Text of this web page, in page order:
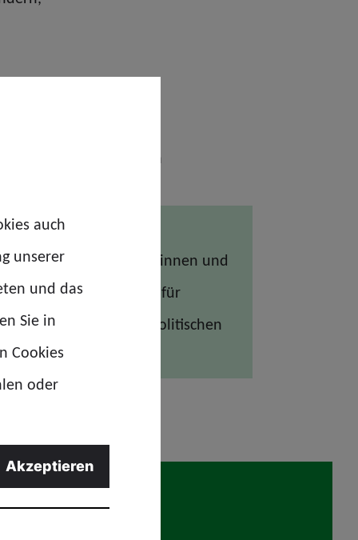
Erkennung von
Polizei ist. Die Bürgerinnen und
verfolgt werden. Dafür
und den politischen
auch
unserer
und das
Sie in
Cookies
oder
Akzeptieren